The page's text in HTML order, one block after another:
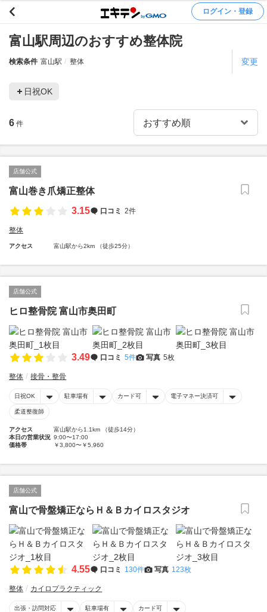
ログイン・登録
富山駅周辺のおすすめ整体院
検索条件 富山駅 整体 変更
日祝OK
6 件
店舗公式
富山巻き爪矯正整体
3.15
口コミ 2件
整体
アクセス 富山駅から2km （徒歩25分）
店舗公式
ヒロ整骨院 富山市奥田町
3.49 口コミ 5件 写真 5枚
整体 接骨・整骨
日祝OK 駐車場有 カード可 電子マネー決済可
柔道整復師
アクセス
富山駅から1.1km （徒歩14分）
本日の営業状況 9:00〜17:00
価格帯
￥3,800〜￥5,960
店舗公式
富山で骨盤矯正ならＨ＆Ｂカイロスタジオ
4.55 口コミ 130件 写真 123枚
整体 カイロプラクティック
出張・訪問対応 駐車場有 カード可